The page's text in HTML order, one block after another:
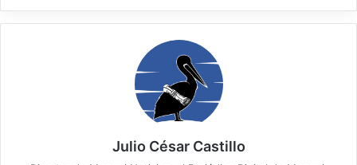
Julio César Castillo